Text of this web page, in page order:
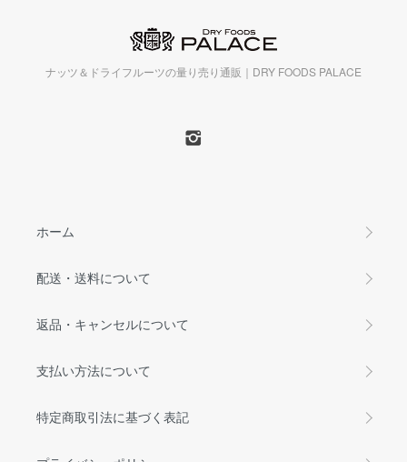
ナッツ＆ドライフルーツの量り売り通販｜DRY FOODS PALACE
ホーム
配送・送料について
返品・キャンセルについて
支払い方法について
特定商取引法に基づく表記